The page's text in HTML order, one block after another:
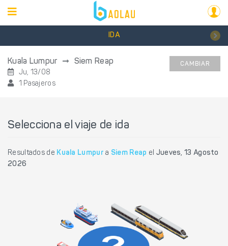
IDA
Kuala Lumpur Siem Reap
Ju, 13/08
1 Pasajeros
CAMBIAR
Selecciona el viaje de ida
Resultados de Kuala Lumpur a Siem Reap el Jueves, 13 Agosto
2026